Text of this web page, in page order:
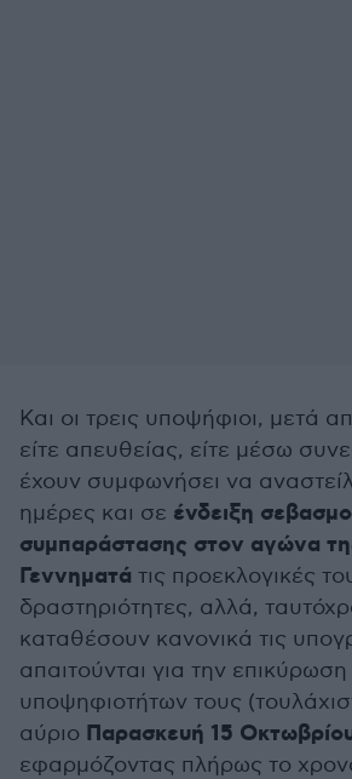
Και οι τρεις υποψήφιοι, μετά
είτε απευθείας, είτε μέσω
έχουν συμφωνήσει να
ημέρες και σε ένδειξη
συμπαράστασης στον αγώνα
Γεννηματά τις προεκλογικές
δραστηριότητες, αλλά,
καταθέσουν κανονικά τις
απαιτούνται για την
υποψηφιοτήτων τους
αύριο Παρασκευή 15
εφαρμόζοντας πλήρως το